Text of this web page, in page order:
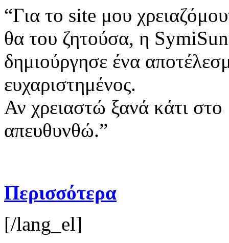
“Για το site μου
θα του ζητούσα, η
δημιούργησε ένα
ευχαριστημένος.
Αν χρειαστώ ξανά κάτι
απευθυνθώ.”
Περισσότερα
[/lang_el]